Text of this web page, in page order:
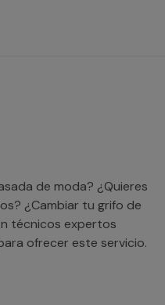
de moda? ¿Quieres
¿Cambiar tu grifo de
técnicos expertos
ofrecer este servicio.